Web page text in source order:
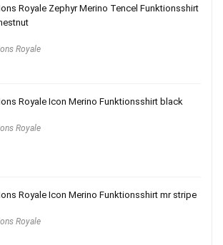
Royale Zephyr Merino Tencel Funktionsshirt
Royale
Royale Icon Merino Funktionsshirt black
Royale
Royale Icon Merino Funktionsshirt mr stripe
Royale